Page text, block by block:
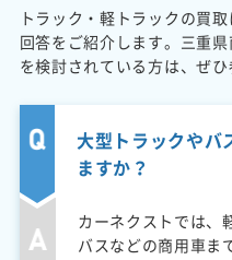
トラック・軽トラックの買
回答をご紹介します。三重
を検討されている方は、ぜひ
大型トラックやバ
ますか？
カーネクストでは、
バスなどの商用車ま